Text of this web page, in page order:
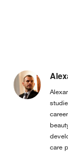
care